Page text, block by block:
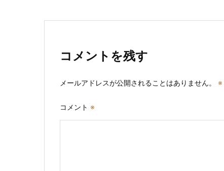
ゲ
コメントを残す
メールアドレスが公開されることはありません。 ※
コメント ※